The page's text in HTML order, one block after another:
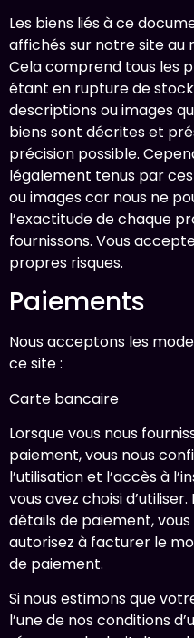
Les biens liés à ce
affichés sur notre site au
Cela comprend tous les
étant en rupture de
descriptions ou images
biens sont décrites et
précision possible.
légalement tenus par
ou images car nous ne
l’exactitude de chaque
fournissons. Vous
propres risques.
Paiements
Nous acceptons les
ce site :
Carte bancaire
Lorsque vous nous
paiement, vous nous
l’utilisation et l’accès à
vous avez choisi
détails de paiement,
autorisez à facturer le
de paiement.
Si nous estimons que
l’une de nos conditions